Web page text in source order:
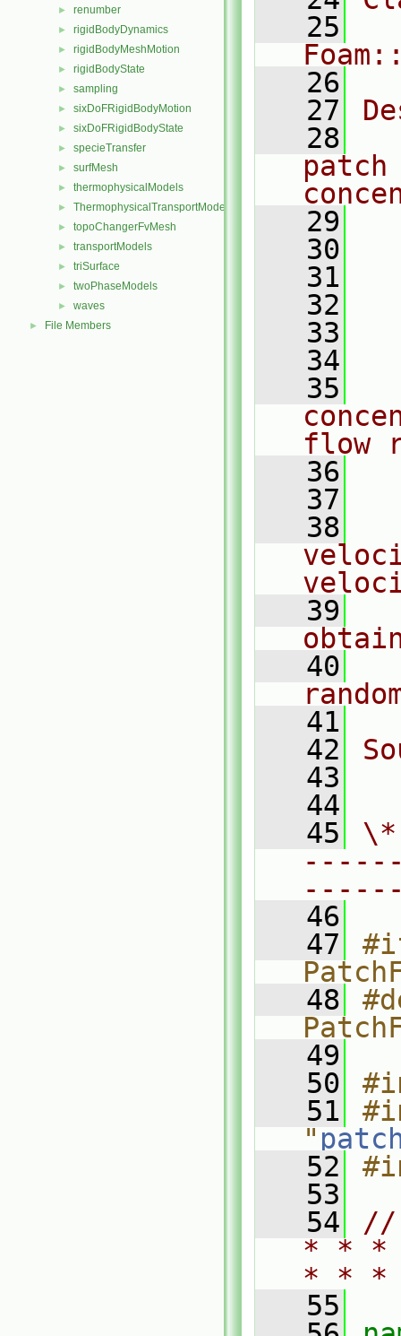
► renumber
► rigidBodyDynamics
► rigidBodyMeshMotion
► rigidBodyState
► sampling
► sixDoFRigidBodyMotion
► sixDoFRigidBodyState
► specieTransfer
► surfMesh
► thermophysicalModels
► ThermophysicalTransportModels
► topoChangerFvMesh
► transportModels
► triSurface
► twoPhaseModels
► waves
► File Members
   25
   26
   27
   28
   29
   30
   31
   32
   33
   34
   35
flow
   36
   37
   38
   39
   40
   41
   42
   43
   44
   45
   46
   47
   48
   49
   50
   51
"
   52
   53
   54
//
* * *
* *
   55